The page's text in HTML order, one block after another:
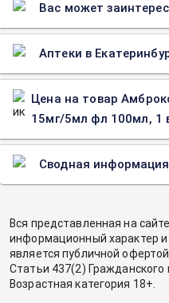
Вас может
Аптеки в
Цена на товар
15мг/5мл фл 100мл, 1
Сводная информация
Вся представленная на
информационный характер и
является публичной
Статьи 437(2) Гражданского
Возрастная категория 18+.